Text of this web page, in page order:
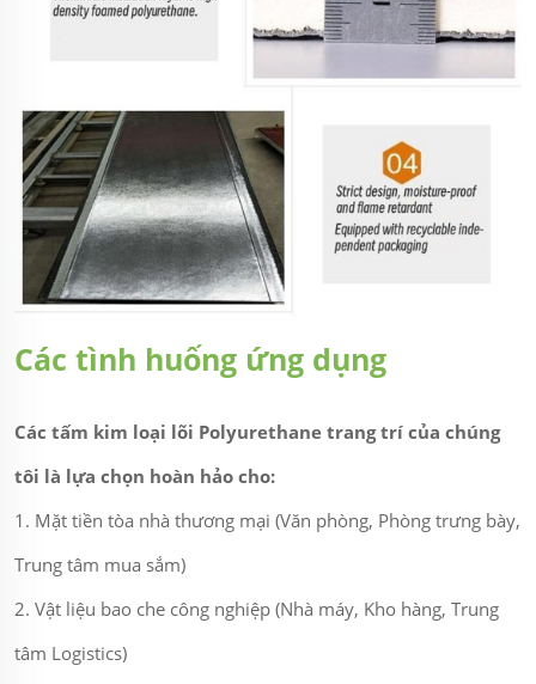
Các tình huống ứng dụng
Các tấm kim loại lõi Polyurethane trang trí của chúng
tôi là lựa chọn hoàn hảo cho:
1. Mặt tiền tòa nhà thương mại (Văn phòng, Phòng trưng bày,
Trung tâm mua sắm)
2. Vật liệu bao che công nghiệp (Nhà máy, Kho hàng, Trung
tâm Logistics)